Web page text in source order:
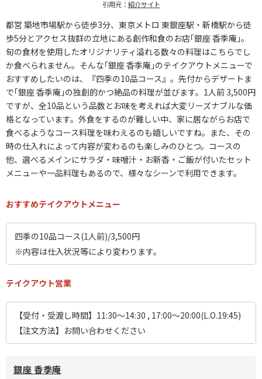
引用元： 紹介サイト
都営 築地市場駅から徒歩3分、東京メトロ 東銀座駅・新橋駅から徒
歩5分とアクセス抜群の立地にある創作和食のお店｢銀座 香季庵｣。
旬の食材を使用したオリジナリティ溢れる数々の料理はこちらでし
か食べられません。そんな｢銀座 香季庵｣のテイクアウトメニューで
おすすめしたいのは、『四季の10品コース』。先付からデザートま
で｢銀座 香季庵｣の独創的かつ絶品の料理が並びます。1人前 3,500円
ですが、全10品という品数とお味を考えれば大変リーズナブルな価
格となっています。外食をするのが難しい中、家に居ながらお店で
食べるようなコース料理を味わえるのも嬉しいですね。また、その
時の仕入れによって内容が変わるのも楽しみのひとつ。コースの
他、選べるメインにサラダ・味噌汁・お新香・ご飯が付いたセット
メニューや一品料理もあるので、様々なシーンで利用できます。
おすすめテイクアウトメニュー
四季の10品コース(1人前)/3,500円
※内容は仕入状況等により変わります。
テイクアウト営業
【受付・受渡し時間】11:30～14:30 , 17:00～20:00(L.O.19:45)
【注文方法】お問い合わせください
銀座 香季庵